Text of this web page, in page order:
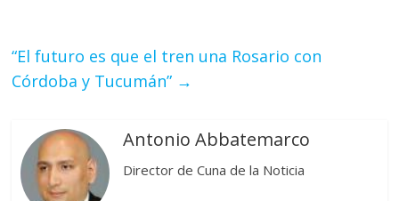
“El futuro es que el tren una Rosario con
Córdoba y Tucumán” →
Antonio Abbatemarco
Director de Cuna de la Noticia